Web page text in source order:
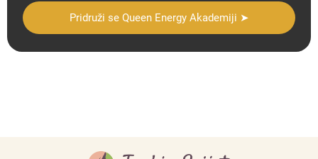
Pridruži se Queen Energy Akademiji ➤